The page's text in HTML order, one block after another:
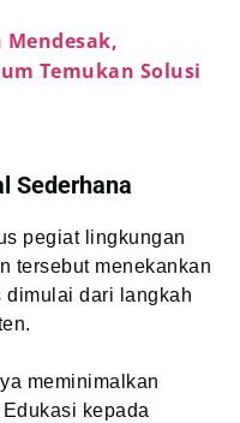
Mendesak,
Temukan Solusi
Sederhana
pegiat lingkungan
tersebut menekankan
dimulai dari langkah
meminimalkan
kepada